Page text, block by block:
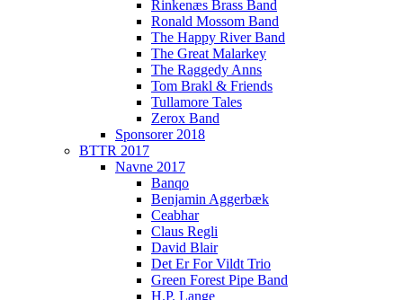
Rinkenæs Brass Band
Ronald Mossom Band
The Happy River Band
The Great Malarkey
The Raggedy Anns
Tom Brakl & Friends
Tullamore Tales
Zerox Band
Sponsorer 2018
BTTR 2017
Navne 2017
Banqo
Benjamin Aggerbæk
Ceabhar
Claus Regli
David Blair
Det Er For Vildt Trio
Green Forest Pipe Band
H.P. Lange